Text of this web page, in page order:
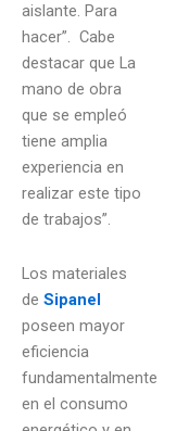
aislante. Para
hacer”. Cabe
destacar que La
mano de obra
que se empleó
tiene amplia
experiencia en
realizar este tipo
de trabajos”.
Los materiales
de Sipanel
poseen mayor
eficiencia
fundamentalmente
en el consumo